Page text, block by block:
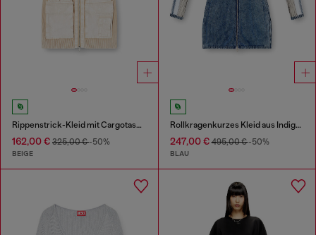
Rippenstrick-Kleid mit Cargotaschen
162,00 € 325,00 €-50%
BEIGE
Rollkragenkurzes Kleid aus Indigo-Strick
247,00 €495,00 €-50%
BLAU